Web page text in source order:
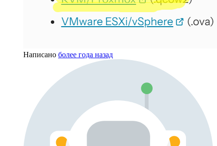
Написано более года назад